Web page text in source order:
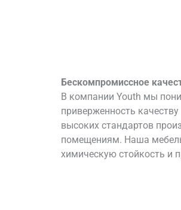
Бескомпромиссное
В компании Youth мы
приверженность
высоких стандартов
помещениям. Наша
химическую стойкость и